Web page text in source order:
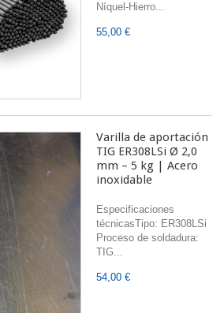
Níquel-Hierro...
55,00 €
Varilla de aportación
TIG ER308LSi Ø 2,0
mm – 5 kg | Acero
inoxidable
Especificaciones
técnicasTipo: ER308LSi
Proceso de soldadura:
TIG...
54,00 €